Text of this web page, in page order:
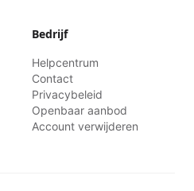
Bedrijf
Helpcentrum
Contact
Privacybeleid
Openbaar aanbod
Account verwijderen